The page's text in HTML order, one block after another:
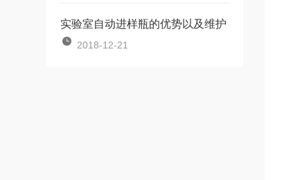
实验室自动进样瓶的优势以及维护
2018-12-21